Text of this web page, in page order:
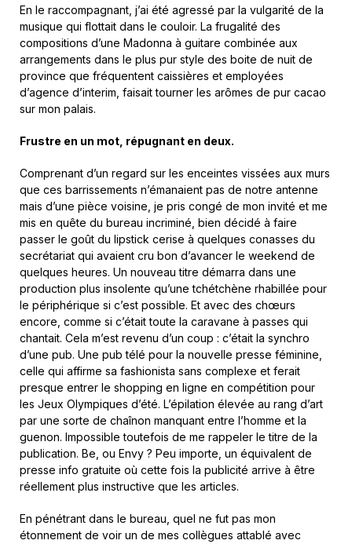
En le raccompagnant, j’ai été agressé par la vulgarité de la
musique qui flottait dans le couloir. La frugalité des
compositions d’une Madonna à guitare combinée aux
arrangements dans le plus pur style des boite de nuit de
province que fréquentent caissières et employées
d’agence d’interim, faisait tourner les arômes de pur cacao
sur mon palais.
Frustre en un mot, répugnant en deux.
Comprenant d’un regard sur les enceintes vissées aux murs
que ces barrissements n’émanaient pas de notre antenne
mais d’une pièce voisine, je pris congé de mon invité et me
mis en quête du bureau incriminé, bien décidé à faire
passer le goût du lipstick cerise à quelques conasses du
secrétariat qui avaient cru bon d’avancer le weekend de
quelques heures. Un nouveau titre démarra dans une
production plus insolente qu’une tchétchène rhabillée pour
le périphérique si c’est possible. Et avec des chœurs
encore, comme si c’était toute la caravane à passes qui
chantait. Cela m’est revenu d’un coup : c’était la synchro
d’une pub. Une pub télé pour la nouvelle presse féminine,
celle qui affirme sa fashionista sans complexe et ferait
presque entrer le shopping en ligne en compétition pour
les Jeux Olympiques d’été. L’épilation élevée au rang d’art
par une sorte de chaînon manquant entre l’homme et la
guenon. Impossible toutefois de me rappeler le titre de la
publication. Be, ou Envy ? Peu importe, un équivalent de
presse info gratuite où cette fois la publicité arrive à être
réellement plus instructive que les articles.
En pénétrant dans le bureau, quel ne fut pas mon
étonnement de voir un de mes collègues attablé avec